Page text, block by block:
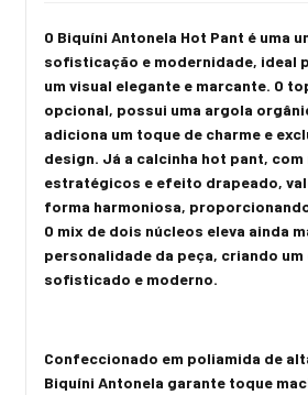
O Biquíni Antonela Hot Pant é uma
sofisticação e modernidade, ideal
um visual elegante e marcante. O
opcional, possui uma argola
adiciona um toque de charme e
design. Já a calcinha hot pant,
estratégicos e efeito drapeado,
forma harmoniosa,
O mix de dois núcleos eleva ainda
personalidade da peça, criando
sofisticado e moderno.
Confeccionado em poliamida de
Biquíni Antonela garante toque